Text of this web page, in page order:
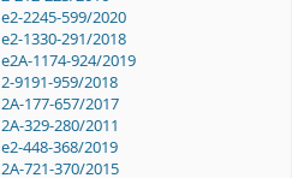
e2-2245-599/2020
e2-1330-291/2018
e2A-1174-924/2019
2-9191-959/2018
2A-177-657/2017
2A-329-280/2011
e2-448-368/2019
2A-721-370/2015